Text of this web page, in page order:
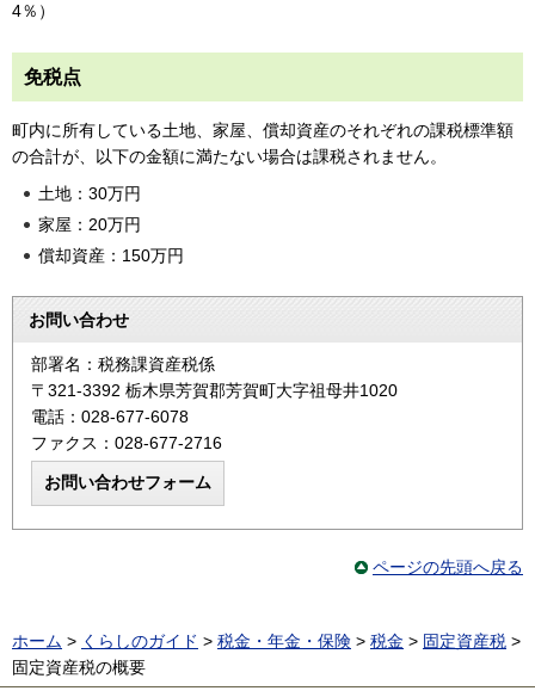
4％）
免税点
町内に所有している土地、家屋、償却資産のそれぞれの課税標準額
の合計が、以下の金額に満たない場合は課税されません。
土地：30万円
家屋：20万円
償却資産：150万円
お問い合わせ
部署名：税務課資産税係
〒321-3392 栃木県芳賀郡芳賀町大字祖母井1020
電話：028-677-6078
ファクス：028-677-2716
ページの先頭へ戻る
ホーム > くらしのガイド > 税金・年金・保険 > 税金 > 固定資産税 >
固定資産税の概要